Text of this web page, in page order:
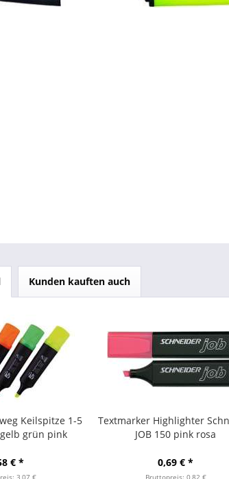
Kunden kauften auch
Keilspitze 1-5
grün pink
€ *
3,07 €
Textmarker Highlighter
JOB 150 pink rosa
0,69 € *
Bruttopreis: 0,82 €